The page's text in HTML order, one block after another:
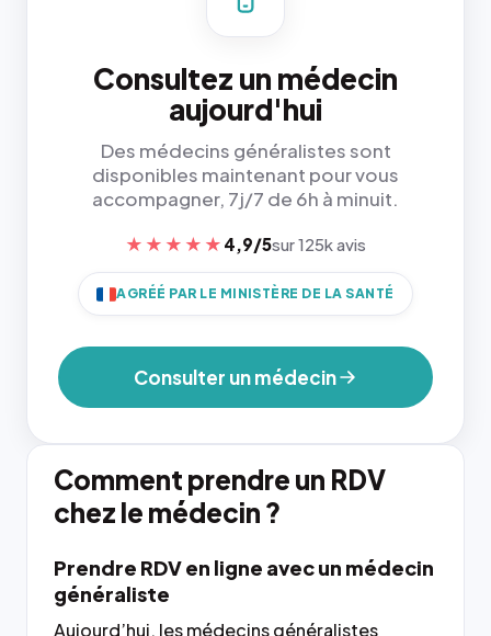
Consultez un médecin
aujourd'hui
Des médecins généralistes sont
disponibles maintenant pour vous
accompagner, 7j/7 de 6h à minuit.
★★★★★ 4,9/5sur 125k avis
AGRÉÉ PAR LE MINISTÈRE DE LA SANTÉ
Consulter un médecin
Comment prendre un RDV
chez le médecin ?
Prendre RDV en ligne avec un médecin
généraliste
Aujourd’hui, les médecins généralistes